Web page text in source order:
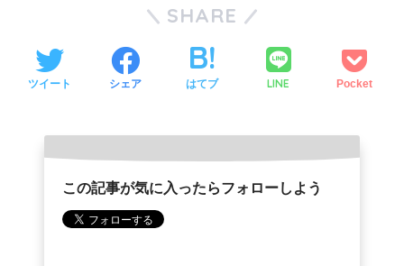
SHARE
ツイート シェア はてブ LINE Pocket
この記事が気に入ったらフォローしよう